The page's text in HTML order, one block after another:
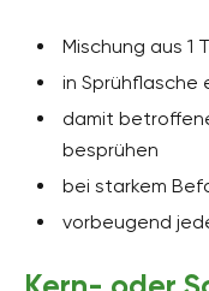
Mischung aus 1
in Sprühflasche
damit
besprühen
bei starkem
vorbeugend